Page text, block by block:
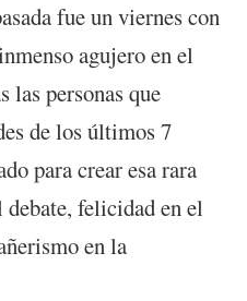
fue un viernes con
agujero en el
las personas que
de los últimos 7
para crear esa rara
felicidad en el
en la